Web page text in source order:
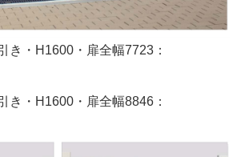
き・H1600・扉全幅7723：
き・H1600・扉全幅8846：